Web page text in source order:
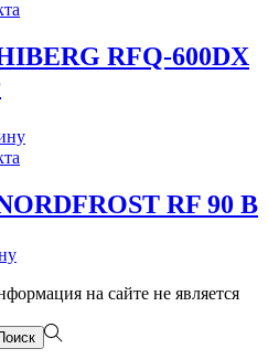
RFQ-600DX
RF 90 B
на сайте не является